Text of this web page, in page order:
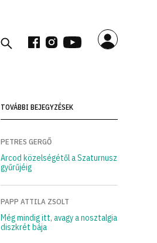
TOVÁBBI BEJEGYZÉSEK
PETRES GERGŐ
Arcod közelségétől a Szaturnusz
gyűrűjéig
PAPP ATTILA ZSOLT
Még mindig itt, avagy a nosztalgia
diszkrét bája